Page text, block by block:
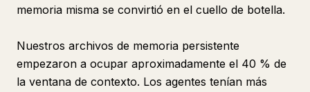
memoria misma se convirtió en el cuello de botella.
Nuestros archivos de memoria persistente
empezaron a ocupar aproximadamente el 40 % de
la ventana de contexto. Los agentes tenían más